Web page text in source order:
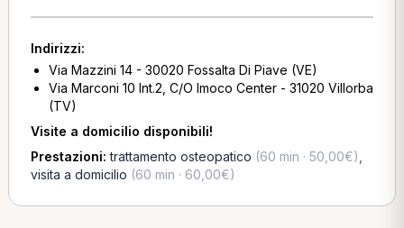
Indirizzi:
Via Mazzini 14 - 30020 Fossalta Di Piave (VE)
Via Marconi 10 Int.2, C/O Imoco Center - 31020 Villorba
(TV)
Visite a domicilio disponibili!
Prestazioni:trattamento osteopatico (60 min · 50,00€)
visita a domicilio (60 min · 60,00€)